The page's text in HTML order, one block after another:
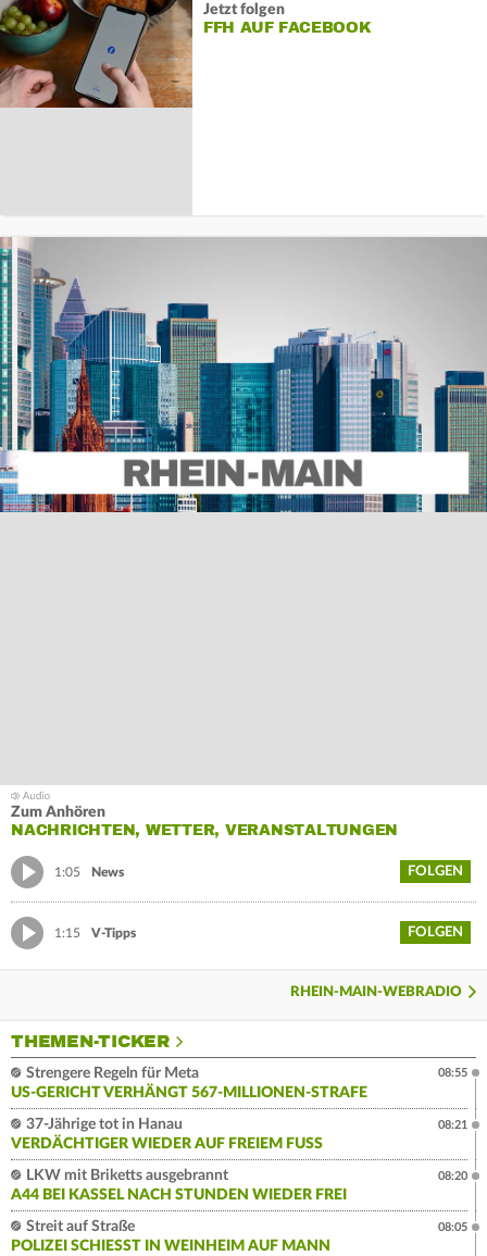
Jetzt folgen
FFH AUF FACEBOOK
Zum Anhören
NACHRICHTEN, WETTER, VERANSTALTUNGEN
1:05 News FOLGEN
1:15 V-Tipps FOLGEN
RHEIN-MAIN-WEBRADIO
THEMEN-TICKER
Strengere Regeln für Meta
US-GERICHT VERHÄNGT 567-MILLIONEN-STRAFE
08:55
37-Jährige tot in Hanau
VERDÄCHTIGER WIEDER AUF FREIEM FUSS
08:21
LKW mit Briketts ausgebrannt
A44 BEI KASSEL NACH STUNDEN WIEDER FREI
08:20
Streit auf Straße
POLIZEI SCHIESST IN WEINHEIM AUF MANN
08:05